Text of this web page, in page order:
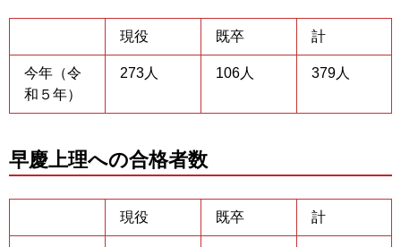
現役 既卒 計
今年（令
和５年）
273人 106人 379人
早慶上理への合格者数
現役 既卒 計